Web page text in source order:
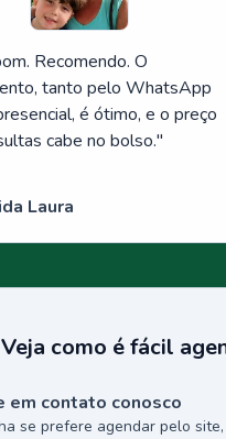
Recomendo. O
tanto pelo WhatsApp
é ótimo, e o preço
cabe no bolso."
Laura
Veja como é fácil
em contato conosco
se prefere agendar pelo